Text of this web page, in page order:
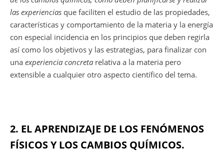
las experiencias que faciliten el estudio de las propiedades,
características y comportamiento de la materia y la energía
con especial incidencia en los principios que deben regirla
así como los objetivos y las estrategias, para finalizar con
una experiencia concreta relativa a la materia pero
extensible a cualquier otro aspecto científico del tema.
2. EL APRENDIZAJE DE LOS FENÓMENOS
FÍSICOS Y LOS CAMBIOS QUÍMICOS.